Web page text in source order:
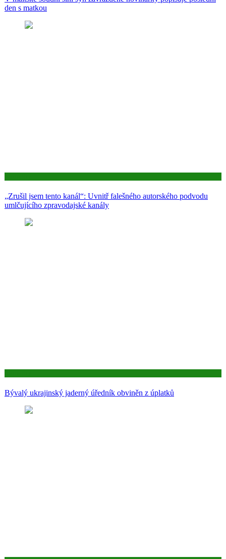
den s matkou
„Zrušil jsem tento kanál“: Uvnitř falešného autorského podvodu
umlčujícího zpravodajské kanály
Bývalý ukrajinský jaderný úředník obviněn z úplatků